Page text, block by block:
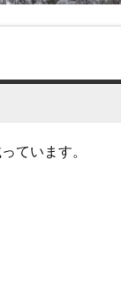
ています。